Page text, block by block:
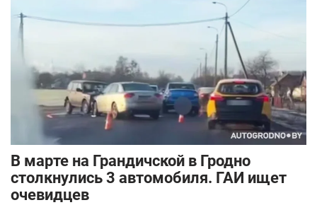
В марте на Грандичской в Гродно
столкнулись 3 автомобиля. ГАИ ищет
очевидцев